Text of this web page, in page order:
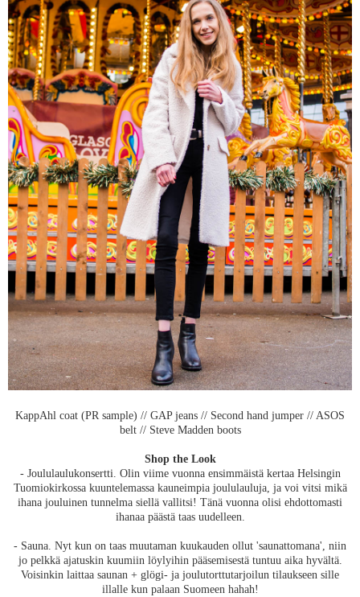
KappAhl coat (PR sample) // GAP jeans // Second hand jumper // ASOS
belt // Steve Madden boots
Shop the Look
- Joululaulukonsertti. Olin viime vuonna ensimmäistä kertaa Helsingin
Tuomiokirkossa kuuntelemassa kauneimpia joululauluja, ja voi vitsi mikä
ihana jouluinen tunnelma siellä vallitsi! Tänä vuonna olisi ehdottomasti
ihanaa päästä taas uudelleen.
- Sauna. Nyt kun on taas muutaman kuukauden ollut 'saunattomana', niin
jo pelkkä ajatuskin kuumiin löylyihin pääsemisestä tuntuu aika hyvältä.
Voisinkin laittaa saunan + glögi- ja joulutorttutarjoilun tilaukseen sille
illalle kun palaan Suomeen hahah!